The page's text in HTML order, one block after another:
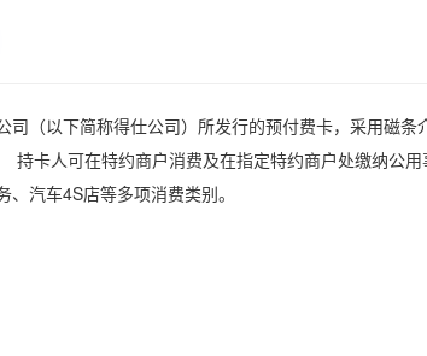
（以下简称得仕公司）所发行的预付费卡，采用磁条
卡人可在特约商户消费及在指定特约商户处缴纳公用
汽车4S店等多项消费类别。